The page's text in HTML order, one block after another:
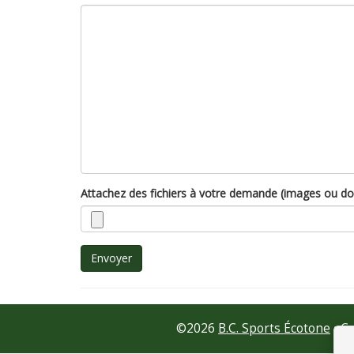
Attachez des fichiers à votre demande (images ou
Envoyer
©2026 B.C. Sports Écotone •